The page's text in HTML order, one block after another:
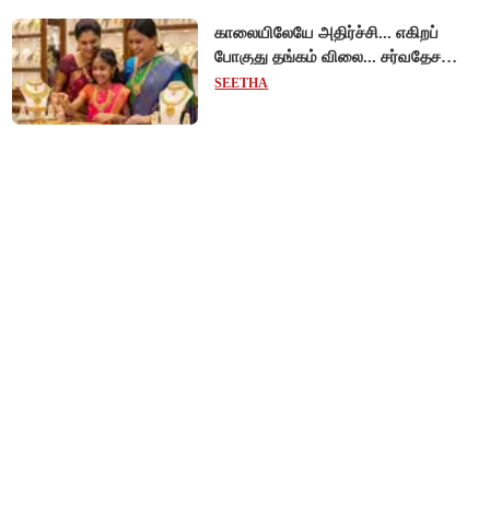
காலையிலேயே அதிர்ச்சி... எகிறப்
போகுது தங்கம் விலை... சர்வதேச
சந்தையில் $192 உயர்வு - இந்திய
SEETHA